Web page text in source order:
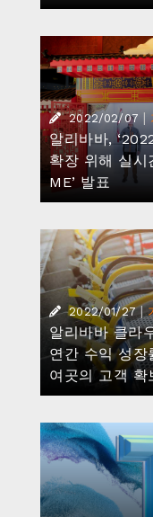
2022/02/07 |
알리바바,
확장 위해 실시
ME’ 발표
2022/01/27 |
알리바바 클라
연간 수익 성
여곳의 고객 확